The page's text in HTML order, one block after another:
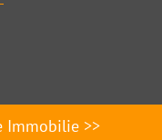
Immobilie >>